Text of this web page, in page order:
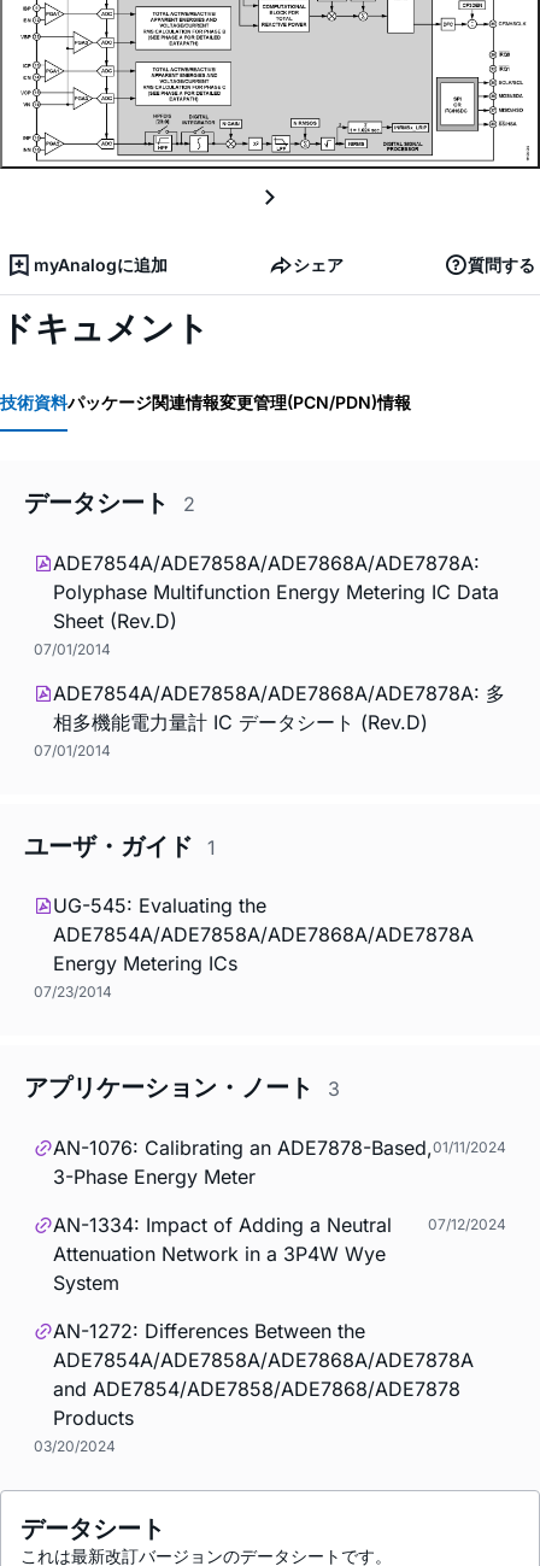
myAnalogに追加 シェア 質問する
ドキュメント
技術資料パッケージ関連情報変更管理(PCN/PDN)情報
データシート 2
ADE7854A/ADE7858A/ADE7868A/ADE7878A:
Polyphase Multifunction Energy Metering IC Data
Sheet (Rev.D)
07/01/2014
ADE7854A/ADE7858A/ADE7868A/ADE7878A: 多
相多機能電力量計 IC データシート (Rev.D)
07/01/2014
ユーザ・ガイド 1
UG-545: Evaluating the
ADE7854A/ADE7858A/ADE7868A/ADE7878A
Energy Metering ICs
07/23/2014
アプリケーション・ノート 3
AN-1076: Calibrating an ADE7878-Based,
3-Phase Energy Meter
01/11/2024
AN-1334: Impact of Adding a Neutral
Attenuation Network in a 3P4W Wye
System
07/12/2024
AN-1272: Differences Between the
ADE7854A/ADE7858A/ADE7868A/ADE7878A
and ADE7854/ADE7858/ADE7868/ADE7878
Products
03/20/2024
データシート
これは最新改訂バージョンのデータシートです。